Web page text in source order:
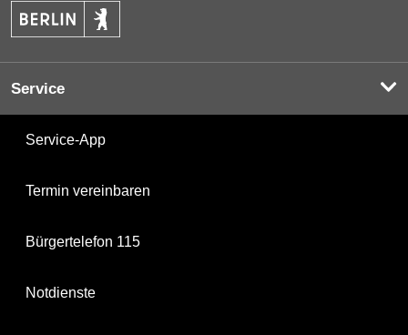
Service
Service-App
Termin vereinbaren
Bürgertelefon 115
Notdienste